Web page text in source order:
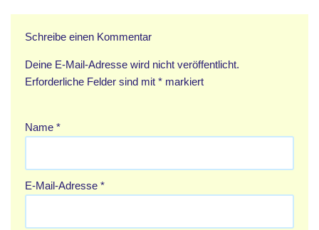
Schreibe einen Kommentar
Deine E-Mail-Adresse wird nicht veröffentlicht.
Erforderliche Felder sind mit * markiert
Name *
E-Mail-Adresse *